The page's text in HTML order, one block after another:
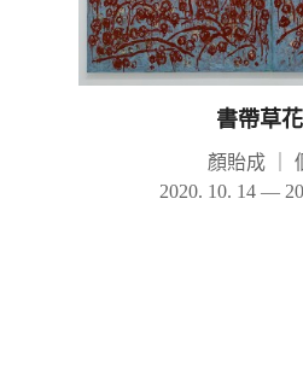
書帶草
顏貽成
2020. 10. 14 —